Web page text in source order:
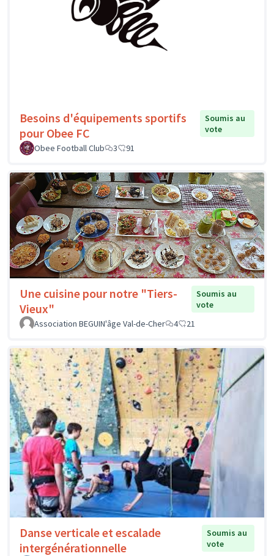
Besoins d'équipements sportifs
pour Obee FC
Soumis au
vote
Obee Football Club
3 91
Une cuisine pour notre "Tiers-
Vieux"
Soumis au
vote
Association BEGUIN'âge Val-de-Cher
4 21
Danse verticale et escalade
intergénérationnelle
Soumis au
vote